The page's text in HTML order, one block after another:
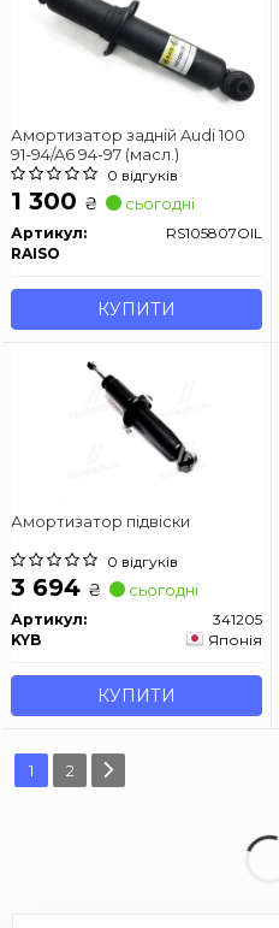
Амортизатор задній Audi 100
91-94/A6 94-97 (масл.)
0 відгуків
1 300 ₴ сьогодні
Артикул:
RS105807OIL
RAISO
КУПИТИ
Амортизатор підвіски
0 відгуків
3 694 ₴ сьогодні
Артикул:
341205
KYB
Японія
КУПИТИ
1 2